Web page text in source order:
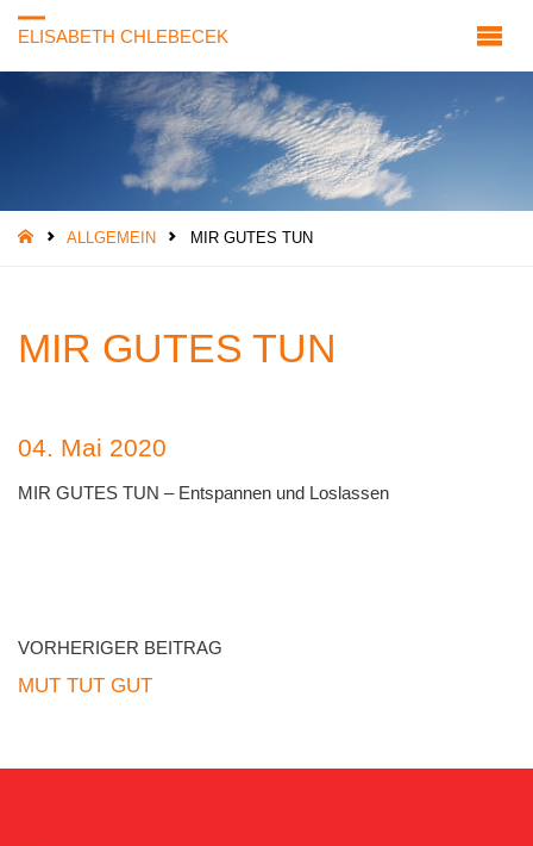
ELISABETH CHLEBECEK
STARTALLGEMEIN MIR GUTES TUN
MIR GUTES TUN
04. Mai 2020
MIR GUTES TUN – Entspannen und Loslassen
VORHERIGER BEITRAG
MUT TUT GUT